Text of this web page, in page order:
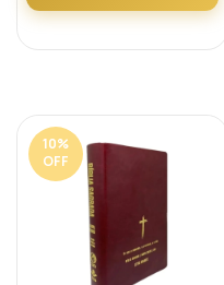
10%
OFF